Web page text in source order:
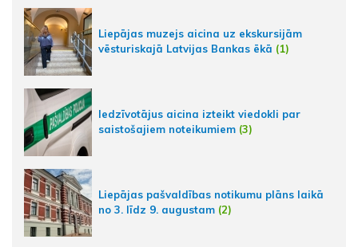
Liepājas muzejs aicina uz ekskursijām
vēsturiskajā Latvijas Bankas ēkā (1)
Iedzīvotājus aicina izteikt viedokli par
saistošajiem noteikumiem (3)
Liepājas pašvaldības notikumu plāns laikā
no 3. līdz 9. augustam (2)